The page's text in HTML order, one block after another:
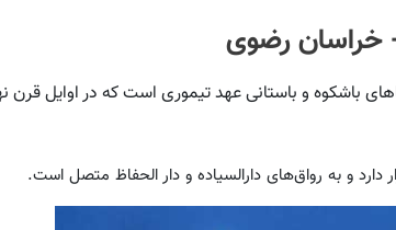
خراسان رضوی
باشکوه و باستانی عهد تیموری است که در اوایل قرن
دارد و به رواق‌‌های دارالسیاده و دار الحفاظ متصل است.
؛ واکنش مردم را